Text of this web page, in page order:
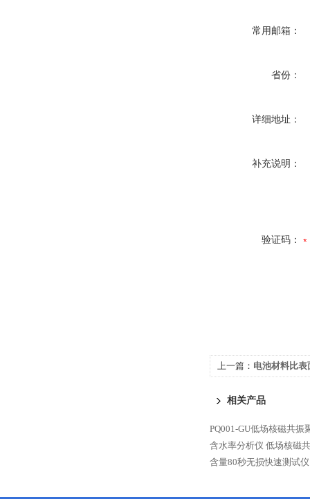
常用邮箱：
省份：
详细地址：
补充说明：
验证码：
上一篇： 电池材料比
相关产品
PQ001-GU低场核磁共
含水率分析仪 低场核磁
含量80秒无损快速测试仪